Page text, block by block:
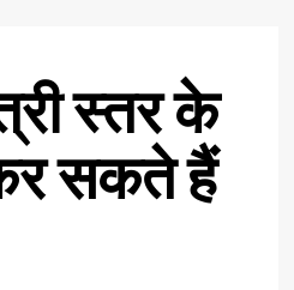
स्तर के
सकते हैं